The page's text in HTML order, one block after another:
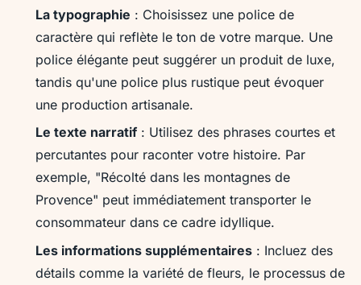
La typographie : Choisissez une police de
caractère qui reflète le ton de votre marque. Une
police élégante peut suggérer un produit de luxe,
tandis qu'une police plus rustique peut évoquer
une production artisanale.
Le texte narratif: Utilisez des phrases courtes et
percutantes pour raconter votre histoire. Par
exemple, "Récolté dans les montagnes de
Provence" peut immédiatement transporter le
consommateur dans ce cadre idyllique.
Les informations supplémentaires : Incluez des
détails comme la variété de fleurs, le processus de